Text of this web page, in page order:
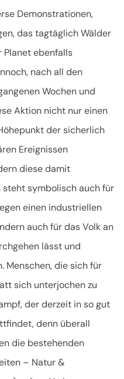
Demonstrationen,
das tagtäglich Wälder
Planet ebenfalls
nach all den
Wochen und
Aktion nicht nur einen
der sicherlich
Ereignissen
diese damit
symbolisch auch für
einen industriellen
auch für das Volk an
lässt und
Menschen, die sich für
sich unterjochen zu
der derzeit in so gut
denn überall
die bestehenden
– Natur &